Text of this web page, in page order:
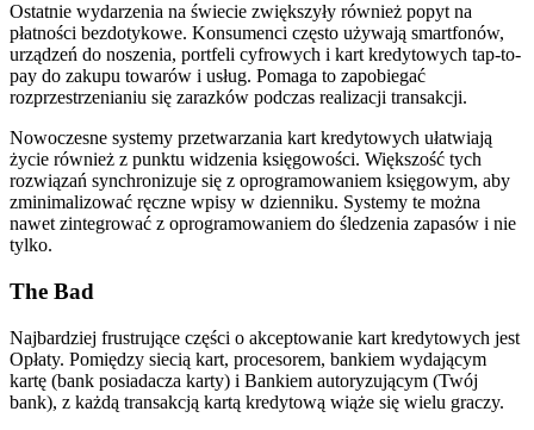
Ostatnie wydarzenia na świecie zwiększyły również popyt na
płatności bezdotykowe. Konsumenci często używają smartfonów,
urządzeń do noszenia, portfeli cyfrowych i kart kredytowych tap-to-
pay do zakupu towarów i usług. Pomaga to zapobiegać
rozprzestrzenianiu się zarazków podczas realizacji transakcji.
Nowoczesne systemy przetwarzania kart kredytowych ułatwiają
życie również z punktu widzenia księgowości. Większość tych
rozwiązań synchronizuje się z oprogramowaniem księgowym, aby
zminimalizować ręczne wpisy w dzienniku. Systemy te można
nawet zintegrować z oprogramowaniem do śledzenia zapasów i nie
tylko.
The Bad
Najbardziej frustrujące części o akceptowanie kart kredytowych jest
Opłaty. Pomiędzy siecią kart, procesorem, bankiem wydającym
kartę (bank posiadacza karty) i Bankiem autoryzującym (Twój
bank), z każdą transakcją kartą kredytową wiąże się wielu graczy.